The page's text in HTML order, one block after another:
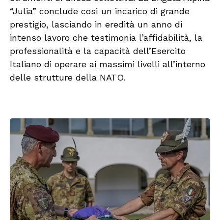
“Julia” conclude così un incarico di grande
prestigio, lasciando in eredità un anno di
intenso lavoro che testimonia l’affidabilità, la
professionalità e la capacità dell’Esercito
Italiano di operare ai massimi livelli all’interno
delle strutture della NATO.